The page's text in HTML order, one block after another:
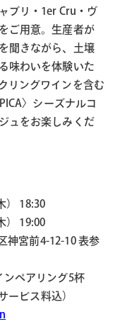
ブリ・1er Cru・ヴ
ご用意。生産者が
聞きながら、土壌
味わいを体験いた
リングワインを含む
〉シーズナルコ
ュをお楽しみくだ
） 18:30
） 19:00
神宮前4-12-10 表参
ンペアリング5杯
ービス料込）